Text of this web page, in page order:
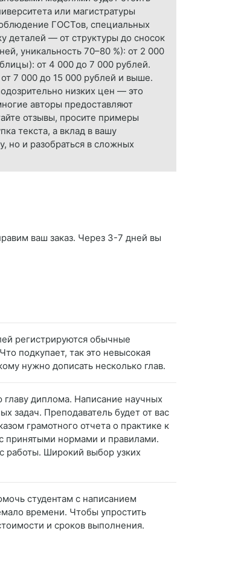
или магистратуры
ГОСТов, специальных
деталей — от структуры до сносок
уникальность 70–80 %): от 2 000
от 4 000 до 7 000 рублей.
7 000 до 15 000 рублей и выше.
низких цен — это
авторы предоставляют
отзывы, просите примеры
текста, а вклад в вашу
но и разобраться в сложных
ваш заказ. Через 3-7 дней вы
регистрируются обычные
подкупает, так это невысокая
нужно дописать несколько глав.
диплома. Написание научных
задач. Преподаватель будет от вас
грамотного отчета о практике к
принятыми нормами и правилами.
работы. Широкий выбор узких
студентам с написанием
времени. Чтобы упростить
и сроков выполнения.